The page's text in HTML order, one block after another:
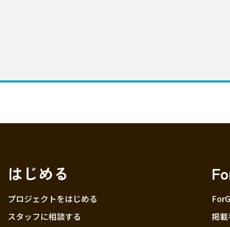
はじめる
プロジェクトをはじめる
スタッフに相談する
掲